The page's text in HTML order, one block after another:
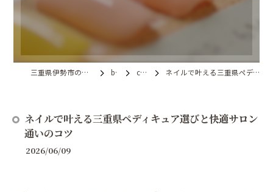
三重県伊勢市のネイルならnail salon grow blog column ネイルで叶える三重県ペディキュア選びと快適サロン通いのコツ
ネイルで叶える三重県ペディキュア選びと快適サロン
通いのコツ
2026/06/09